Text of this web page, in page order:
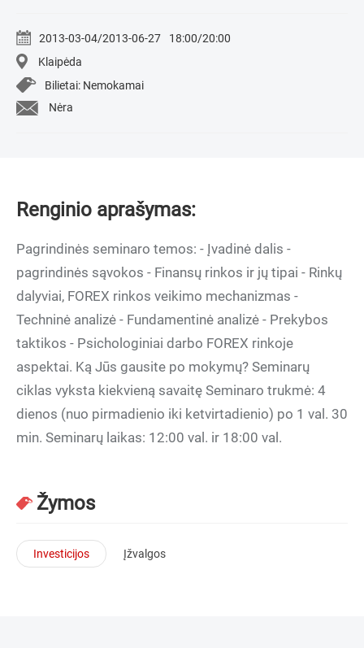
2013-03-04/2013-06-27
18:00/20:00
Klaipėda
Bilietai: Nemokamai
Nėra
Renginio aprašymas:
Pagrindinės seminaro temos: - Įvadinė dalis -
pagrindinės sąvokos - Finansų rinkos ir jų tipai - Rinkų
dalyviai, FOREX rinkos veikimo mechanizmas -
Techninė analizė - Fundamentinė analizė - Prekybos
taktikos - Psichologiniai darbo FOREX rinkoje
aspektai. Ką Jūs gausite po mokymų? Seminarų
ciklas vyksta kiekvieną savaitę Seminaro trukmė: 4
dienos (nuo pirmadienio iki ketvirtadienio) po 1 val. 30
min. Seminarų laikas: 12:00 val. ir 18:00 val.
Žymos
Investicijos Įžvalgos